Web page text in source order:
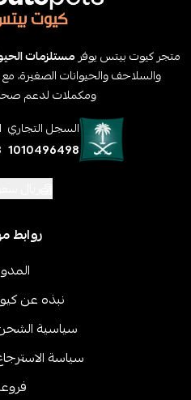
متجر كيوت بيتس يوفر مستلزمات
والسلاحف والحيوانات الصغيرة،
ومكملات لدعم صحة
السجل التجاري
1010496498
روابط
نبذه عن
سياسية
سياسة